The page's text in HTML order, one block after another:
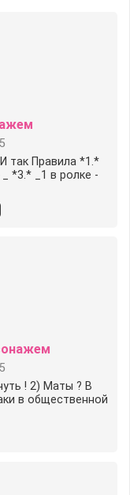
так Правила *1.*
*3.* _1 в ролке -
! 2) Маты ? В
в общественной